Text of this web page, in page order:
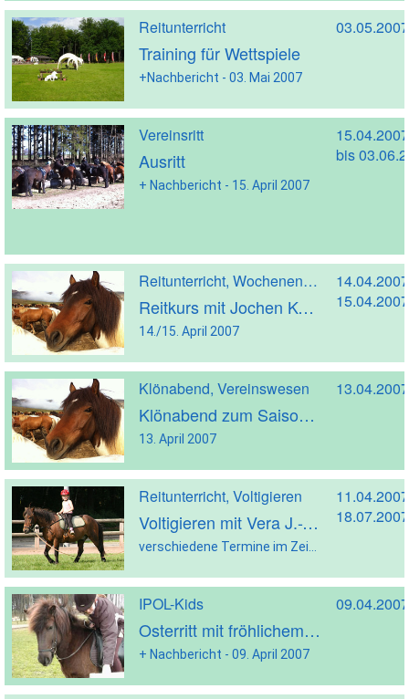
Reitunterricht
Training für Wettspiele
+Nachbericht - 03. Mai 2007
Vereinsritt
Ausritt
+ Nachbericht - 15. April 2007
bis
Reitunterricht, Wochenendreitkurs
Reitkurs mit Jochen Keuter in Esterwegen
14./15. April 2007
15.04.2007
Klönabend, Vereinswesen
Klönabend zum Saisonauftakt
13. April 2007
Reitunterricht, Voltigieren
Voltigieren mit Vera J.-Venebrügge
18.07.2007
IPOL-Kids
Osterritt mit fröhlichem „ Eier sammeln“
+ Nachbericht - 09. April 2007